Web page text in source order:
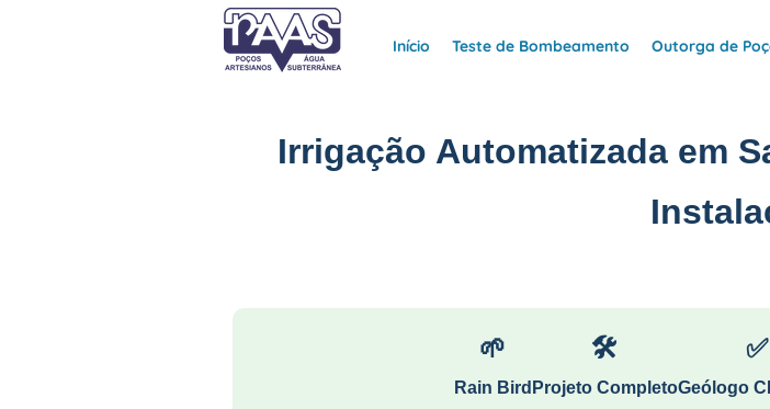
Início Teste de Bombeamento Outorga de
Irrigação Automatizada em
🌱
Rain Bird
🛠
Projeto Completo
✅
Geólogo